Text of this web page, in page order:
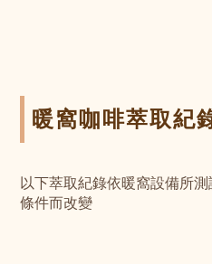
暖窩咖啡萃取紀
以下萃取紀錄依暖窩設備所
條件而改變